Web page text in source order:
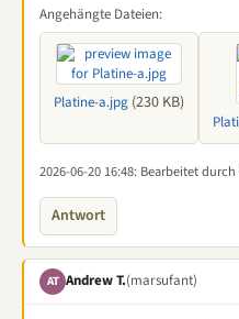
Angehängte Dateien:
Platine-a.jpg (230 KB)
2026-06-20 16:48: Bearbeitet durch
Antwort
AT Andrew T.(marsufant)